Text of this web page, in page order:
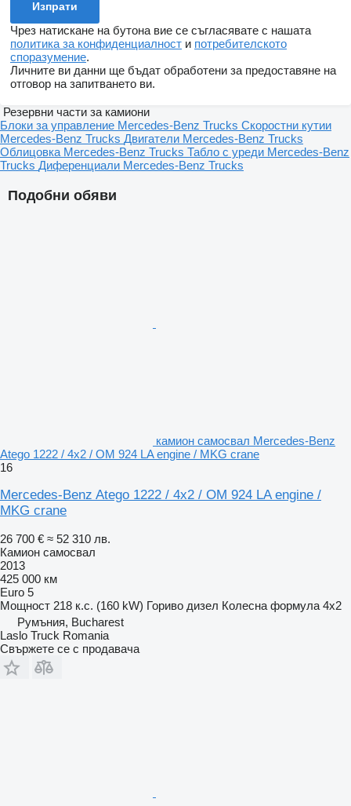
Чрез натискане на бутона вие се съгласявате с нашата
политика за конфиденциалност и потребителското
споразумение.
Личните ви данни ще бъдат обработени за предоставяне на
отговор на запитването ви.
Подобни обяви
камион самосвал Mercedes-Benz
Atego 1222 / 4x2 / OM 924 LA engine / MKG crane
16
Mercedes-Benz Atego 1222 / 4x2 / OM 924 LA engine /
MKG crane
26 700 € ≈ 52 310 лв.
Камион самосвал
2013
425 000 км
Euro 5
Мощност 218 к.с. (160 kW) Гориво дизел Колесна формула 4x2
Румъния, Bucharest
Laslo Truck Romania
Свържете се с продавача
Резервни части за камиони
Блоки за управление Mercedes-Benz Trucks Скоростни кутии
Mercedes-Benz Trucks Двигатели Mercedes-Benz Trucks
Облицовка Mercedes-Benz Trucks Табло с уреди Mercedes-Benz
Trucks Диференциали Mercedes-Benz Trucks